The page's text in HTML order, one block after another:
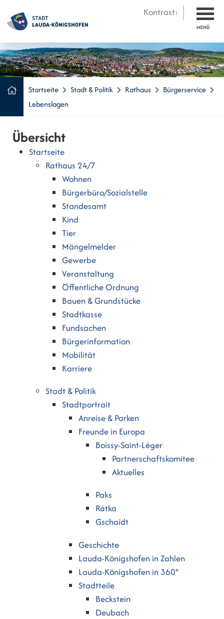
Kontrast:
MENÜ
Startseite Stadt & Politik Rathaus
Bürgerservice
Lebenslagen
Übersicht
Startseite
Rathaus 24/7
Wohnen
Bürgerbüro/Sozialstelle
Standesamt
Kind
Tier
Mängelmelder
Gewerbe
Veranstaltung
Öffentliche Ordnung
Bauen & Grundstücke
Stadtkasse
Fundsachen
Bürgerinformation
Mobilität
Karriere
Stadt & Politik
Stadtportrait
Anreise & Parken
Freunde in Europa
Boissy-Saint-Léger
Partnerschaftskomitee
Aktuelles
Paks
Rátka
Gschaidt
Geschichte
Lauda-Königshofen in Zahlen
Lauda-Königshofen in 360°
Stadtteile
Beckstein
Deubach